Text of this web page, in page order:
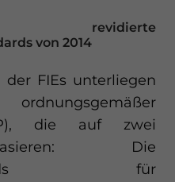
revidierte
von 2014
der FIEs unterliegen
ordnungsgemäßer
die auf zwei
Die
für